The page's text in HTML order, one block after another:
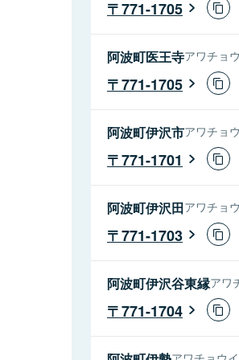
771-1705
阿波町医王寺アワチョ
771-1705
阿波町伊沢市アワチョ
771-1701
阿波町伊沢田アワチョ
771-1703
阿波町伊沢谷東縁アワ
771-1704